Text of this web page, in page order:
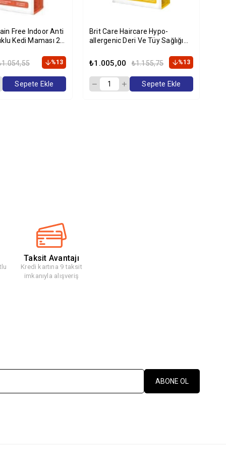
Free Indoor Anti
Kedi Maması 2
%13
Sepete Ekle
Brit Care Haircare Hypo-
allergenic Deri Ve Tüy Sağlığı
Maması 2kg
₺1.005,00 ₺1.155,75 %13
Sepete Ekle
Taksit Avantajı
Kredi kartına 9 taksit
imkanıyla alışveriş
ABONE OL